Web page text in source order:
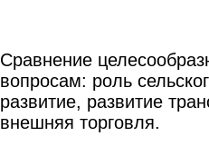
Сравнение
вопросам: роль
развитие, развитие
внешняя торговля.